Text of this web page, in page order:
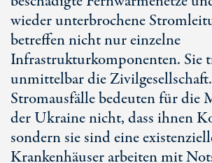
wieder unterbrochene
betreffen nicht nur einzelne
Infrastrukturkomponenten. Sie
unmittelbar die
Stromausfälle bedeuten für die
der Ukraine nicht, dass ihnen
sondern sie sind eine
Krankenhäuser arbeiten mit